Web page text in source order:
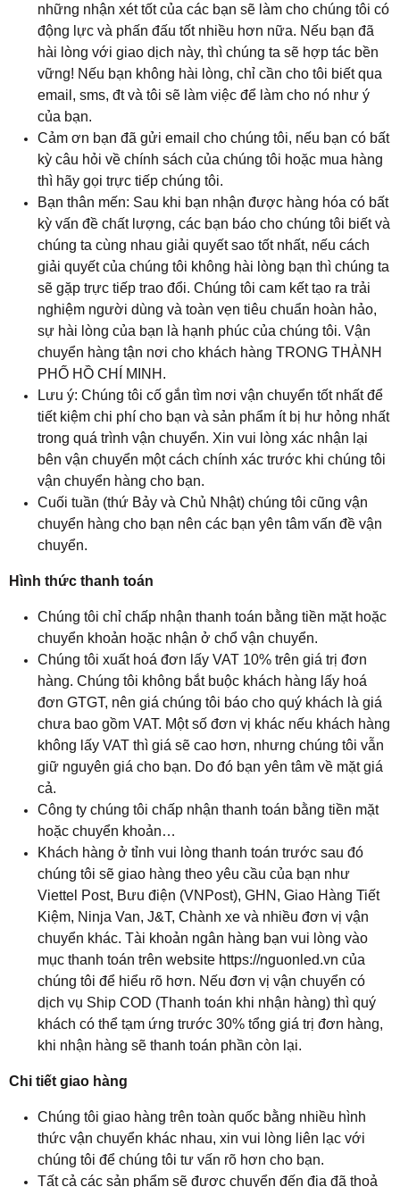
những nhận xét tốt của các bạn sẽ làm cho chúng tôi có
động lực và phấn đấu tốt nhiều hơn nữa. Nếu bạn đã
hài lòng với giao dịch này, thì chúng ta sẽ hợp tác bền
vững! Nếu bạn không hài lòng, chỉ cần cho tôi biết qua
email, sms, đt và tôi sẽ làm việc để làm cho nó như ý
của bạn.
Cảm ơn bạn đã gửi email cho chúng tôi, nếu bạn có bất
kỳ câu hỏi về chính sách của chúng tôi hoặc mua hàng
thì hãy gọi trực tiếp chúng tôi.
Bạn thân mến: Sau khi bạn nhận được hàng hóa có bất
kỳ vấn đề chất lượng, các bạn báo cho chúng tôi biết và
chúng ta cùng nhau giải quyết sao tốt nhất, nếu cách
giải quyết của chúng tôi không hài lòng bạn thì chúng ta
sẽ gặp trực tiếp trao đổi. Chúng tôi cam kết tạo ra trải
nghiệm người dùng và toàn vẹn tiêu chuẩn hoàn hảo,
sự hài lòng của bạn là hạnh phúc của chúng tôi. Vận
chuyển hàng tận nơi cho khách hàng TRONG THÀNH
PHỐ HỒ CHÍ MINH.
Lưu ý: Chúng tôi cố gắn tìm nơi vận chuyển tốt nhất để
tiết kiệm chi phí cho bạn và sản phẩm ít bị hư hỏng nhất
trong quá trình vận chuyển. Xin vui lòng xác nhận lại
bên vận chuyển một cách chính xác trước khi chúng tôi
vận chuyển hàng cho bạn.
Cuối tuần (thứ Bảy và Chủ Nhật) chúng tôi cũng vận
chuyển hàng cho bạn nên các bạn yên tâm vấn đề vận
chuyển.
Hình thức thanh toán
Chúng tôi chỉ chấp nhận thanh toán bằng tiền mặt hoặc
chuyển khoản hoặc nhận ở chổ vận chuyển.
Chúng tôi xuất hoá đơn lấy VAT 10% trên giá trị đơn
hàng. Chúng tôi không bắt buộc khách hàng lấy hoá
đơn GTGT, nên giá chúng tôi báo cho quý khách là giá
chưa bao gồm VAT. Một số đơn vị khác nếu khách hàng
không lấy VAT thì giá sẽ cao hơn, nhưng chúng tôi vẫn
giữ nguyên giá cho bạn. Do đó bạn yên tâm về mặt giá
cả.
Công ty chúng tôi chấp nhận thanh toán bằng tiền mặt
hoặc chuyển khoản…
Khách hàng ở tỉnh vui lòng thanh toán trước sau đó
chúng tôi sẽ giao hàng theo yêu cầu của bạn như
Viettel Post, Bưu điện (VNPost), GHN, Giao Hàng Tiết
Kiệm, Ninja Van, J&T, Chành xe và nhiều đơn vị vận
chuyển khác. Tài khoản ngân hàng bạn vui lòng vào
mục thanh toán trên website https://nguonled.vn của
chúng tôi để hiểu rõ hơn. Nếu đơn vị vận chuyển có
dịch vụ Ship COD (Thanh toán khi nhận hàng) thì quý
khách có thể tạm ứng trước 30% tổng giá trị đơn hàng,
khi nhận hàng sẽ thanh toán phần còn lại.
Chi tiết giao hàng
Chúng tôi giao hàng trên toàn quốc bằng nhiều hình
thức vận chuyển khác nhau, xin vui lòng liên lạc với
chúng tôi để chúng tôi tư vấn rõ hơn cho bạn.
Tất cả các sản phẩm sẽ được chuyển đến địa đã thoả